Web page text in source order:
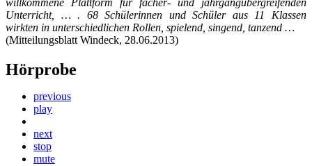
willkommene Plattform für fächer- und jahrgangübergreifenden
Unterricht, … . 68 Schülerinnen und Schüler aus 11 Klassen
wirkten in unterschiedlichen Rollen, spielend, singend, tanzend …
(Mitteilungsblatt Windeck, 28.06.2013)
Hörprobe
previous
play
next
stop
mute